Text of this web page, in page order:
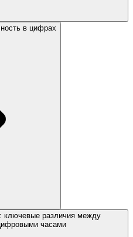
в цифрах
ключевые различия между
часами